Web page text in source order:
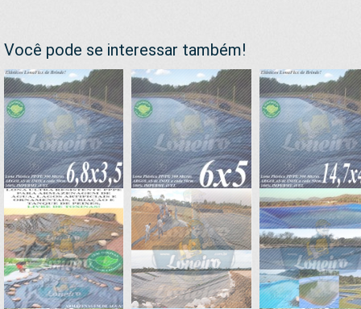
Você pode se interessar também!